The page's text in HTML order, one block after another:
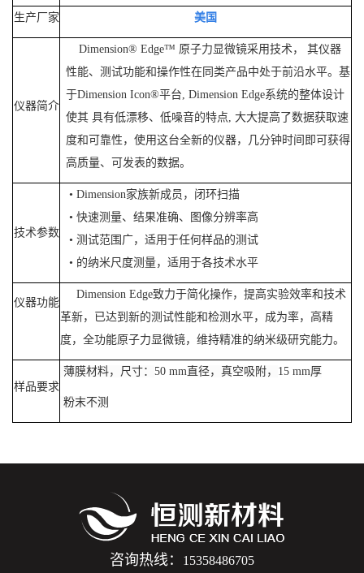
生产厂家 美国
仪器简介
Dimension® Edge™ 原子力显微镜采用技术， 其仪器
性能、测试功能和操作性在同类产品中处于前沿水平。基
于Dimension Icon®平台, Dimension Edge系统的整体设计
使其 具有低漂移、低噪音的特点, 大大提高了数据获取速
度和可靠性，使用这台全新的仪器，几分钟时间即可获得
高质量、可发表的数据。
技术参数
• Dimension家族新成员，闭环扫描
• 快速测量、结果准确、图像分辨率高
• 测试范围广，适用于任何样品的测试
• 的纳米尺度测量，适用于各技术水平
仪器功能
Dimension Edge致力于简化操作，提高实验效率和技术
革新，已达到新的测试性能和检测水平，成为率，高精
度，全功能原子力显微镜，维持精准的纳米级研究能力。
样品要求
薄膜材料，尺寸： 50 mm直径，真空吸附， 15 mm厚
粉末不测
咨询热线： 15358486705